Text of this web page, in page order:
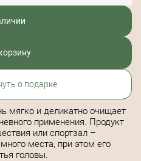
о подарке
мягко и деликатно очищает
применения. Продукт
или спортзал –
места, при этом его
головы.